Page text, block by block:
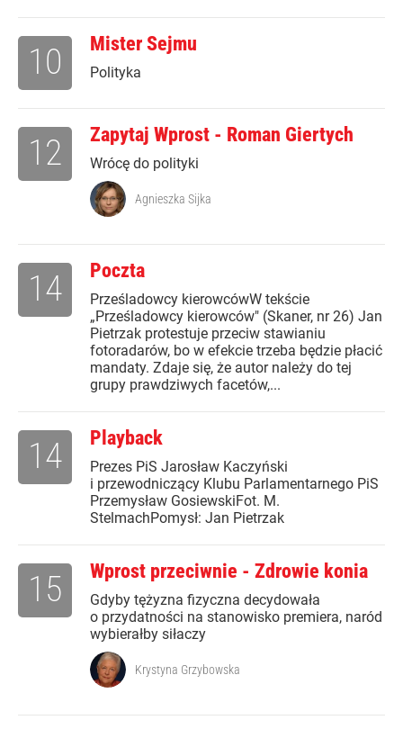
Mister Sejmu
Polityka
10
Zapytaj Wprost - Roman Giertych
Wrócę do polityki
12
Agnieszka Sijka
Poczta
Prześladowcy kierowcówW tekście
„Prześladowcy kierowców" (Skaner, nr 26) Jan
Pietrzak protestuje przeciw stawianiu
fotoradarów, bo w efekcie trzeba będzie płacić
mandaty. Zdaje się, że autor należy do tej
grupy prawdziwych facetów,...
14
Playback
Prezes PiS Jarosław Kaczyński
i przewodniczący Klubu Parlamentarnego PiS
Przemysław GosiewskiFot. M.
StelmachPomysł: Jan Pietrzak
14
Wprost przeciwnie - Zdrowie konia
Gdyby tężyzna fizyczna decydowała
o przydatności na stanowisko premiera, naród
wybierałby siłaczy
15
Krystyna Grzybowska